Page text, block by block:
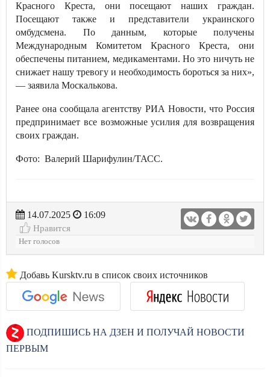
Красного Креста, они посещают наших граждан.
Посещают также и представители украинского
омбудсмена. По данным, которые получены
Международным Комитетом Красного Креста, они
обеспечены питанием, медикаментами. Но это ничуть не
снижает нашу тревогу и необходимость бороться за них»,
— заявила Москалькова.
Ранее она сообщала агентству РИА Новости, что Россия
предпринимает все возможные усилия для возвращения
своих граждан.
Фото: Валерий Шарифулин/ТАСС.
14.07.2025
16:09
Нравится
Нет голосов
Добавь Kursktv.ru в список своих источников
ПОДПИШИСЬ НА ДЗЕН И ПОЛУЧАЙ НОВОСТИ
ПЕРВЫМ